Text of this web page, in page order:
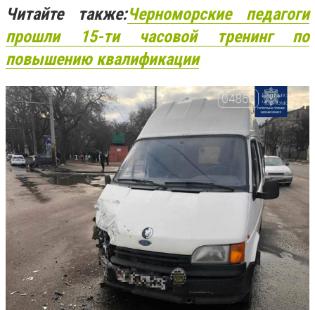
Читайте также:Черноморские педагоги
прошли 15-ти часовой тренинг по
повышению квалификации